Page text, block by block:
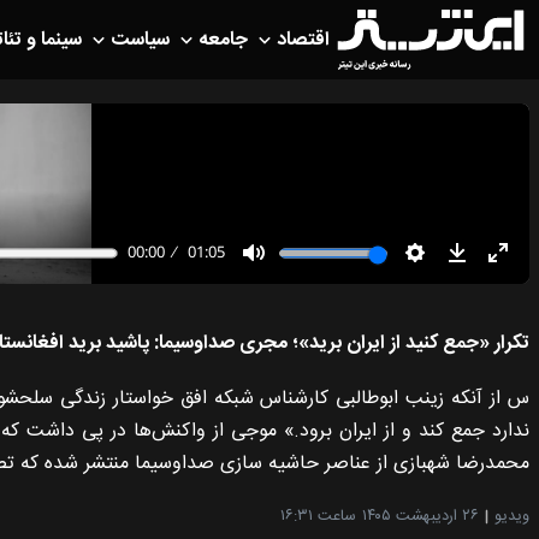
اقتصاد جامعه سیاست سینما و
تکرار «جمع کنید از ایران برید»؛ مجری صداوسیما: پاشید برید
س از آنکه زینب ابوطالبی کارشناس شبکه افق خواستار زندگی
ندارد جمع کند و از ایران برود.» موجی از واکنش‌ها در پی داشت
محمدرضا شهبازی از عناصر حاشیه سازی صداوسیما منتشر شده که
ویدیو ۲۶ اردیبهشت ۱۴۰۵ ساعت ۱۶:۳۱